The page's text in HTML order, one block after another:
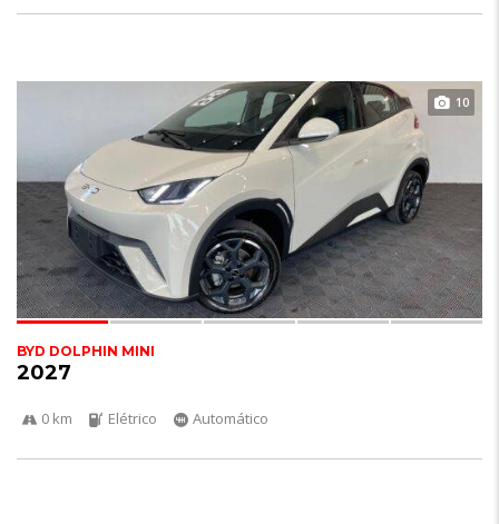
10
BYD DOLPHIN MINI
2027
0 km Elétrico Automático